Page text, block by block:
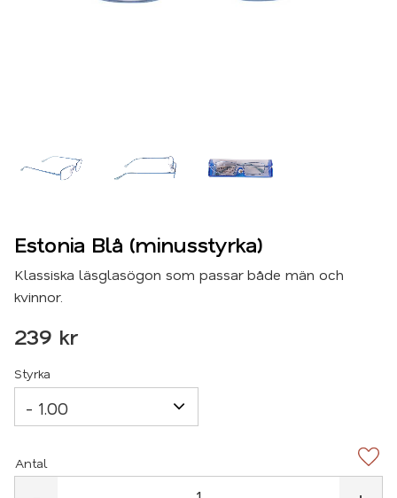
Estonia Blå (minusstyrka)
Klassiska läsglasögon som passar både män och
kvinnor.
239 kr
Styrka
Antal